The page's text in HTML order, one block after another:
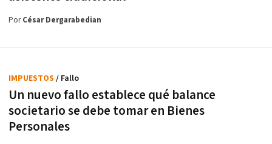
PorCésar Dergarabedian
Un nuevo fallo establece qué balance
societario se debe tomar en Bienes
Personales
IMPUESTOS / Fallo